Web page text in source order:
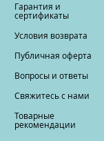
Гарантия и
сертификаты
Условия возврата
Публичная оферта
Вопросы и ответы
Свяжитесь с нами
Товарные
рекомендации